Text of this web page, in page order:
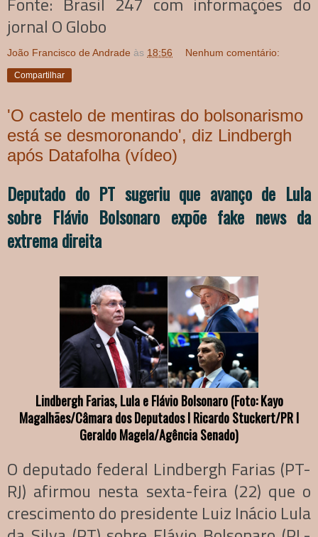
jornal O Globo
João Francisco de Andrade às 18:56 Nenhum comentário:
Compartilhar
'O castelo de mentiras do bolsonarismo
está se desmoronando', diz Lindbergh
após Datafolha (vídeo)
Deputado do PT sugeriu que avanço de Lula
sobre Flávio Bolsonaro expõe fake news da
extrema direita
Lindbergh Farias, Lula e Flávio Bolsonaro (Foto: Kayo
Magalhães/Câmara dos Deputados I Ricardo Stuckert/PR I
Geraldo Magela/Agência Senado)
O deputado federal Lindbergh Farias (PT-
RJ) afirmou nesta sexta-feira (22) que o
crescimento do presidente Luiz Inácio Lula